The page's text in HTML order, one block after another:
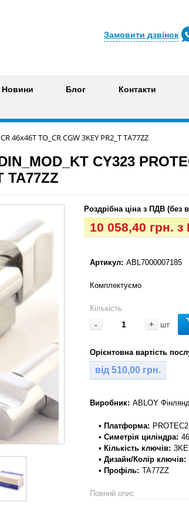
Замовити дзвінок
Новини Блог Контакти
46x46T TO_CR CGW 3KEY PR2_T TA77ZZ
CY323
TA77ZZ
Роздрібна ціна з ПДВ (без
10 058,40 грн.
Артикул: ABL7000007185
Комплектуємо
Кількість
- + шт
Орієнтовна вартість
від 510,00 грн.
Виробник: ABLOY
• Платформа: PROTEC2
• Симетрія циліндра:
• Кількість ключів:
• Дизайн/Колір ключів:
• Профіль: TA77ZZ
Повний опис